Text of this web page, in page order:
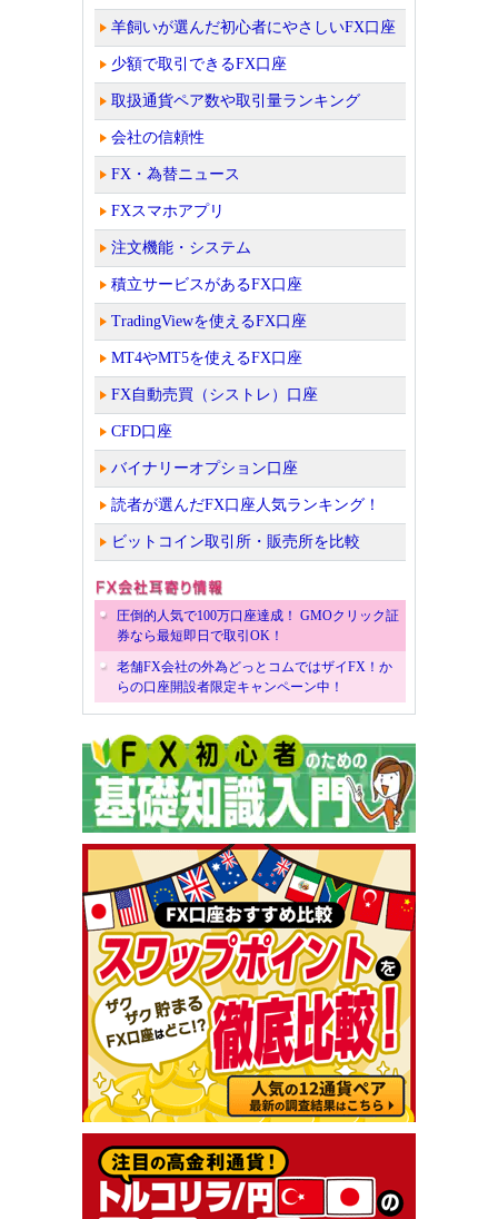
羊飼いが選んだ初心者にやさしいFX口座
少額で取引できるFX口座
取扱通貨ペア数や取引量ランキング
会社の信頼性
FX・為替ニュース
FXスマホアプリ
注文機能・システム
積立サービスがあるFX口座
TradingViewを使えるFX口座
MT4やMT5を使えるFX口座
FX自動売買（シストレ）口座
CFD口座
バイナリーオプション口座
読者が選んだFX口座人気ランキング！
ビットコイン取引所・販売所を比較
圧倒的人気で100万口座達成！ GMOクリック証
券なら最短即日で取引OK！
老舗FX会社の外為どっとコムではザイFX！か
らの口座開設者限定キャンペーン中！